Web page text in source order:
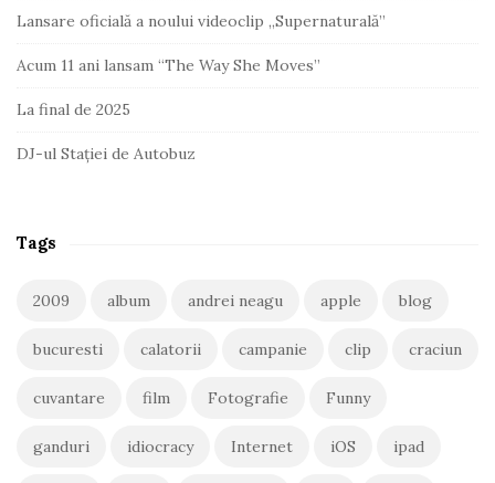
Lansare oficială a noului videoclip „Supernaturală”
Acum 11 ani lansam “The Way She Moves”
La final de 2025
DJ-ul Stației de Autobuz
Tags
2009 album andrei neagu apple blog
bucuresti calatorii campanie clip craciun
cuvantare film Fotografie Funny
ganduri idiocracy Internet iOS ipad